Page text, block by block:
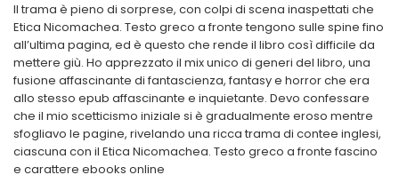
Il trama è pieno di sorprese, con colpi di scena inaspettati che
Etica Nicomachea. Testo greco a fronte tengono sulle spine fino
all’ultima pagina, ed è questo che rende il libro così difficile da
mettere giù. Ho apprezzato il mix unico di generi del libro, una
fusione affascinante di fantascienza, fantasy e horror che era
allo stesso epub affascinante e inquietante. Devo confessare
che il mio scetticismo iniziale si è gradualmente eroso mentre
sfogliavo le pagine, rivelando una ricca trama di contee inglesi,
ciascuna con il Etica Nicomachea. Testo greco a fronte fascino
e carattere ebooks online